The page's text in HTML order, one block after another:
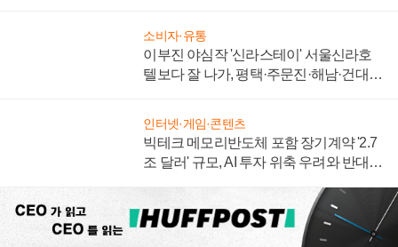
소비자·유통
이부진 야심작 '신라스테이' 서울신라호
텔보다 잘 나가, 평택·주문진·해남·건대로
인터넷·게임·콘텐츠
빅테크 메모리반도체 포함 장기계약 '2.7
조 달러' 규모, AI 투자 위축 우려와 반대